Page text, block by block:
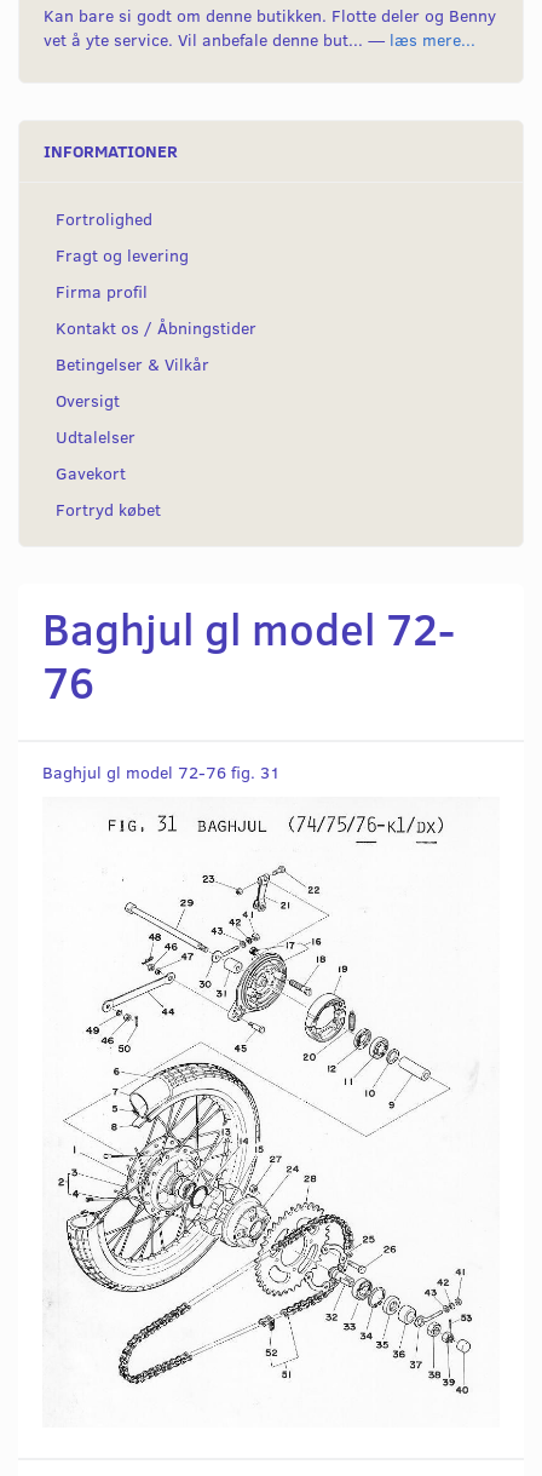
Kan bare si godt om denne butikken. Flotte deler og Benny
vet å yte service. Vil anbefale denne but... — læs mere...
INFORMATIONER
Fortrolighed
Fragt og levering
Firma profil
Kontakt os / Åbningstider
Betingelser & Vilkår
Oversigt
Udtalelser
Gavekort
Fortryd købet
Baghjul gl model 72-
76
Baghjul gl model 72-76 fig. 31